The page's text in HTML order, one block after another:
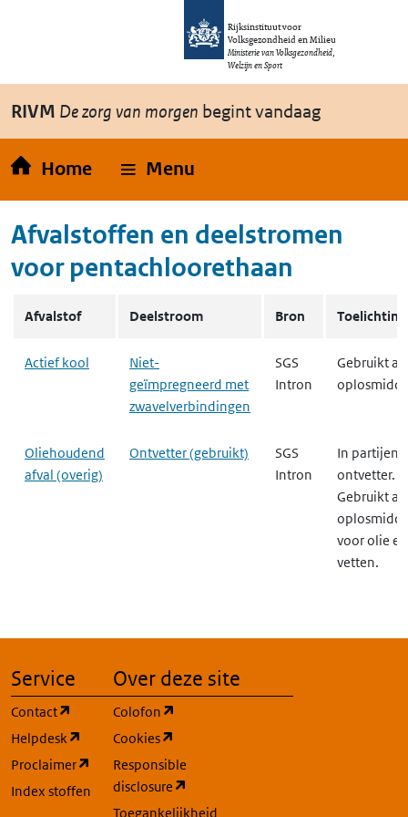
Overslaan en naar de inhoud gaan
Rijksinstituut voor
Volksgezondheid en Milieu
Ministerie van Volksgezondheid,
Welzijn en Sport
RIVM De zorg van morgen begint vandaag
Home Menu
Afvalstoffen en deelstromen
voor pentachloorethaan
Afvalstof
Deelstroom Bron Toelichting
Actief kool
Niet-
geïmpregneerd met
zwavelverbindingen
SGS
Intron
Gebruikt als
Oliehoudend
afval (overig)
Ontvetter (gebruikt)
SGS
Intron
In partijen
ontvetter.
Gebruikt als
voor olie en
vetten.
Service
Contact
(opent in een nieuw tabblad)
Helpdesk
(opent in een nieuw tabblad)
Proclaimer
(opent in een nieuw tabblad)
Index stoffen
Over deze site
Colofon
Cookies
Responsible
disclosure
Toegankelijkheid